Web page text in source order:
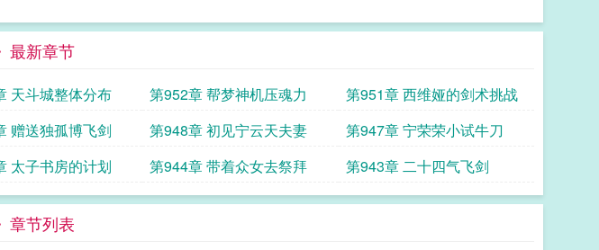
最新章节
天斗城整体分布 第952章 帮梦神机压魂力
第951章 西维娅的剑术挑战
赠送独孤博飞剑 第948章 初见宁云天夫妻
第947章 宁荣荣小试牛刀
太子书房的计划 第944章 带着众女去祭拜 第943章 二十四气飞剑
章节列表